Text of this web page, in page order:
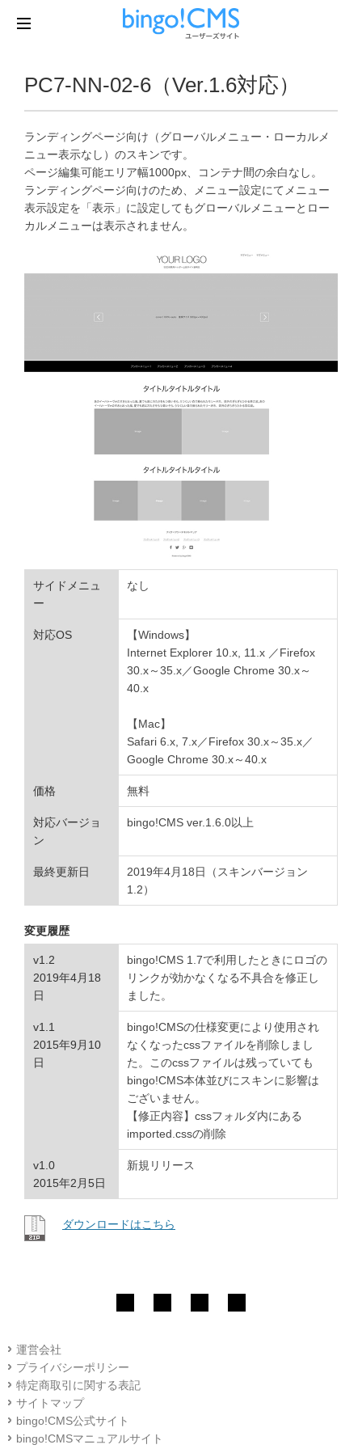
PC7-NN-02-6（Ver.1.6対応）
ランディングページ向け（グローバルメニュー・ローカルメ
ニュー表示なし）のスキンです。
ページ編集可能エリア幅1000px、コンテナ間の余白なし。
ランディングページ向けのため、メニュー設定にてメニュー
表示設定を「表示」に設定してもグローバルメニューとロー
カルメニューは表示されません。
サイドメニュ
ー
なし
対応OS
【Windows】
Internet Explorer 10.x, 11.x ／Firefox
30.x～35.x／Google Chrome 30.x～
40.x
【Mac】
Safari 6.x, 7.x／Firefox 30.x～35.x／
Google Chrome 30.x～40.x
価格 無料
対応バージョ
ン
bingo!CMS ver.1.6.0以上
最終更新日
2019年4月18日（スキンバージョン
1.2）
変更履歴
v1.2
2019年4月18
日
bingo!CMS 1.7で利用したときにロゴの
リンクが効かなくなる不具合を修正し
ました。
v1.1
2015年9月10
日
bingo!CMSの仕様変更により使用され
なくなったcssファイルを削除しまし
た。このcssファイルは残っていても
bingo!CMS本体並びにスキンに影響は
ございません。
【修正内容】cssフォルダ内にある
imported.cssの削除
v1.0
2015年2月5日
新規リリース
ダウンロードはこちら
運営会社
プライバシーポリシー
特定商取引に関する表記
サイトマップ
bingo!CMS公式サイト
bingo!CMSマニュアルサイト